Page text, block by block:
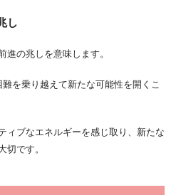
し
進の兆しを意味します。
を乗り越えて新たな可能性を開くこ
ィブなエネルギーを感じ取り、新たな
切です。